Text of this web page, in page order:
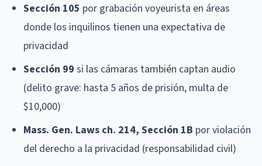
Sección 105 por grabación voyeurista en áreas
donde los inquilinos tienen una expectativa de
privacidad
Sección 99 si las cámaras también captan audio
(delito grave: hasta 5 años de prisión, multa de
$10,000)
Mass. Gen. Laws ch. 214, Sección 1B por violación
del derecho a la privacidad (responsabilidad civil)